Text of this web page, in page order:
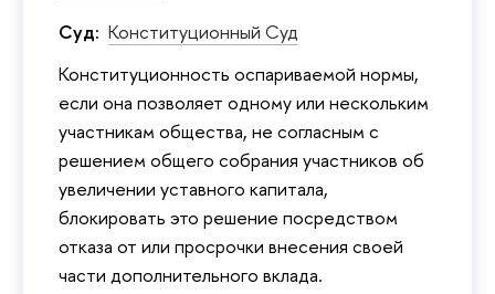
Суд: Конституционный Суд
Конституционность оспариваемой нормы,
если она позволяет одному или нескольким
участникам общества, не согласным с
решением общего собрания участников об
увеличении уставного капитала,
блокировать это решение посредством
отказа от или просрочки внесения своей
части дополнительного вклада.